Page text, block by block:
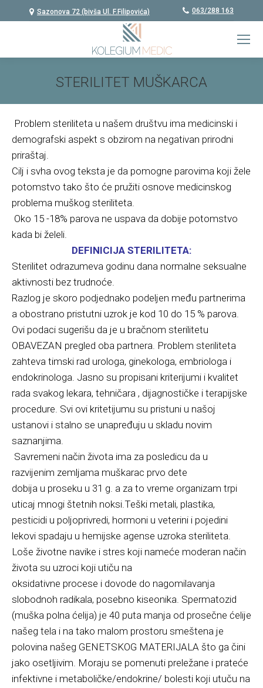
Sazonova 72 (bivša Ul. F.Filipovića) 063/288 163
STERILITET MUŠKARCA
Problem steriliteta u našem društvu ima medicinski i
demografski aspekt s obzirom na negativan prirodni
priraštaj.
Cilj i svha ovog teksta je da pomogne parovima koji žele
potomstvo tako što će pružiti osnove medicinskog
problema muškog steriliteta.
Oko 15 -18% parova ne uspava da dobije potomstvo
kada bi želeli.
DEFINICIJA STERILITETA:
Sterilitet odrazumeva godinu dana normalne seksualne
aktivnosti bez trudnoće.
Razlog je skoro podjednako podeljen među partnerima
a obostrano pristutni uzrok je kod 10 do 15 % parova.
Ovi podaci sugerišu da je u bračnom sterilitetu
OBAVEZAN pregled oba partnera. Problem steriliteta
zahteva timski rad urologa, ginekologa, embriologa i
endokrinologa. Jasno su propisani kriterijumi i kvalitet
rada svakog lekara, tehničara , dijagnostičke i terapijske
procedure. Svi ovi kritetijumu su pristuni u našoj
ustanovi i stalno se unapređuju u skladu novim
saznanjima.
Savremeni način života ima za posledicu da u
razvijenim zemljama muškarac prvo dete
dobija u proseku u 31 g. a za to vreme organizam trpi
uticaj mnogi štetnih noksi.Teški metali, plastika,
pesticidi u poljoprivredi, hormoni u veterini i pojedini
lekovi spadaju u hemijske agense uzroka steriliteta.
Loše životne navike i stres koji nameće moderan način
života su uzroci koji utiču na
oksidativne procese i dovode do nagomilavanja
slobodnoh radikala, posebno kiseonika. Spermatozid
(muška polna ćelija) je 40 puta manja od prosečne ćelije
našeg tela i na tako malom prostoru smeštena je
polovina našeg GENETSKOG MATERIJALA što ga čini
jako osetljivim. Moraju se pomenuti preležane i prateće
infektivne i metaboličke/endokrine/ bolesti koji utuču na